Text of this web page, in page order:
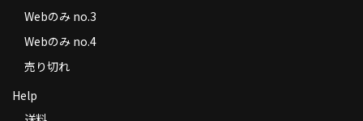
Webのみ no.3
Webのみ no.4
売り切れ
Help